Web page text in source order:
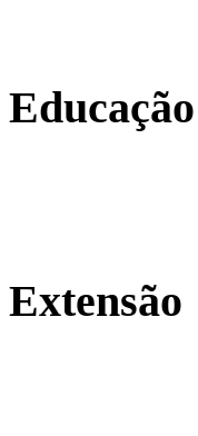
Extensão